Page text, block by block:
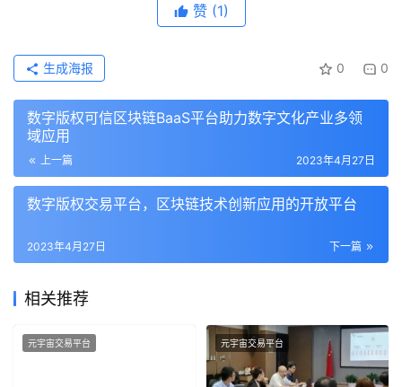
赞 (1)
0 0
生成海报
数字版权可信区块链BaaS平台助力数字文化产业多领
域应用
上一篇 2023年4月27日
数字版权交易平台，区块链技术创新应用的开放平台
下一篇
2023年4月27日
相关推荐
元宇宙交易平台 元宇宙交易平台